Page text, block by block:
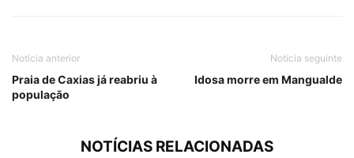
Notícia anterior
Praia de Caxias já reabriu à
população
Notícia seguinte
Idosa morre em Mangualde
NOTÍCIAS RELACIONADAS